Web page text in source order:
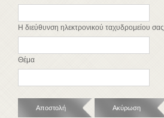
Η διεύθυνση ηλεκτρονικού ταχυδρομείου σας
Θέμα
Αποστολή Ακύρωση